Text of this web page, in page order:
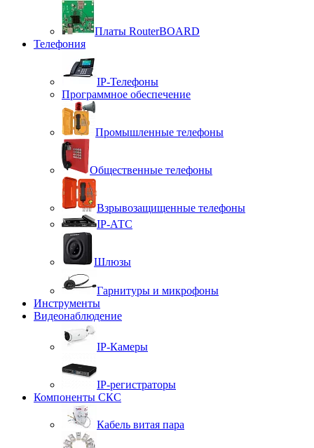
Платы RouterBOARD
Телефония
IP-Телефоны
Программное обеспечение
Промышленные телефоны
Общественные телефоны
Взрывозащищенные телефоны
IP-АТС
Шлюзы
Гарнитуры и микрофоны
Инструменты
Видеонаблюдение
IP-Камеры
IP-регистраторы
Компоненты СКС
Кабель витая пара